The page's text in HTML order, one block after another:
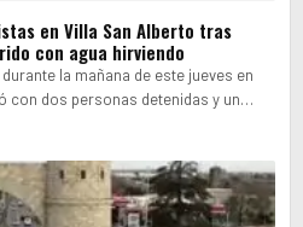
en Villa San Alberto tras
con agua hirviendo
la mañana de este jueves en
con dos personas detenidas y un…